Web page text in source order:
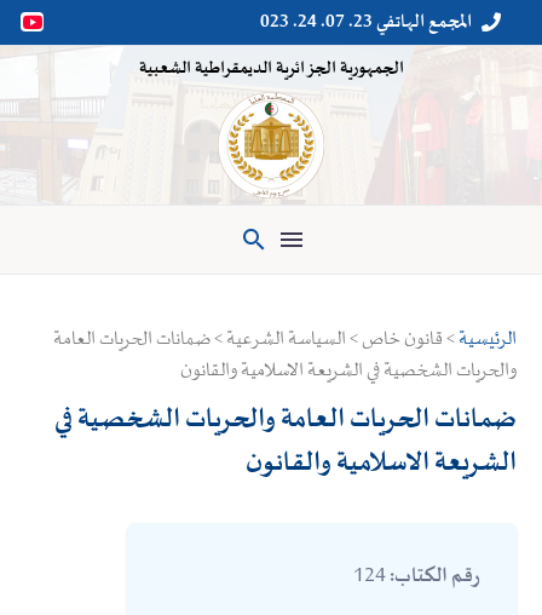

 المجمع الهاتفي 23. 07. 24. 023
الجمهورية الجزائرية الديمقراطية الشعبية

الرئيسية> قانون خاص > السياسة الشرعية > ضمانات الحريات العامة
والحريات الشخصية في الشريعة الاسلامية والقانون
ضمانات الحريات العامة والحريات الشخصية في
الشريعة الاسلامية والقانون
رقم الكتاب: